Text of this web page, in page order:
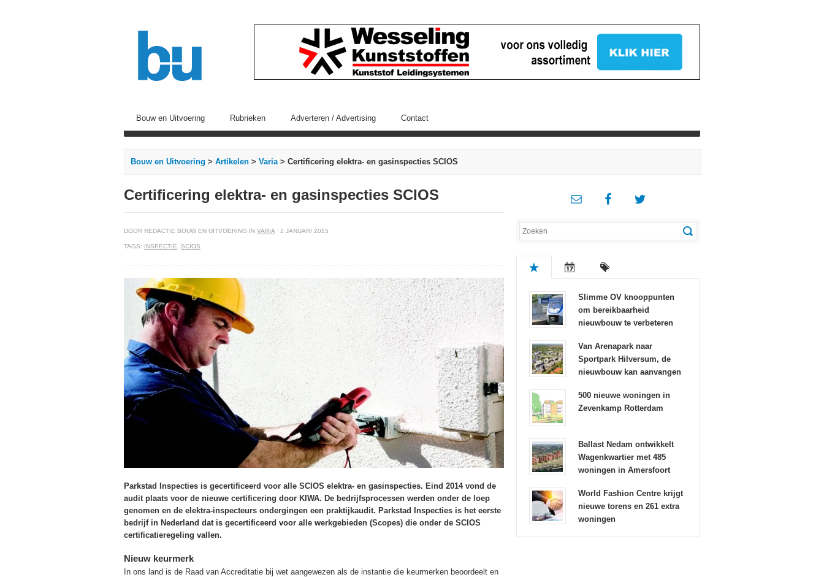
Bouw en Uitvoering Rubrieken Adverteren / Advertising Contact
Bouw en Uitvoering > Artikelen > Varia > Certificering elektra- en gasinspecties SCIOS
Certificering elektra- en gasinspecties SCIOS
DOOR REDACTIE BOUW EN UITVOERING IN VARIA · 2 JANUARI 2015
TAGS: INSPECTIE SCIOS
Parkstad Inspecties is gecertificeerd voor alle SCIOS elektra- en gasinspecties. Eind 2014 vond de
audit plaats voor de nieuwe certificering door KIWA. De bedrijfsprocessen werden onder de loep
genomen en de elektra-inspecteurs ondergingen een praktijkaudit. Parkstad Inspecties is het eerste
bedrijf in Nederland dat is gecertificeerd voor alle werkgebieden (Scopes) die onder de SCIOS
certificatieregeling vallen.
Nieuw keurmerk
In ons land is de Raad van Accreditatie bij wet aangewezen als de instantie die keurmerken beoordeelt en
Slimme OV knooppunten
om bereikbaarheid
nieuwbouw te verbeteren
Van Arenapark naar
Sportpark Hilversum, de
nieuwbouw kan aanvangen
500 nieuwe woningen in
Zevenkamp Rotterdam
Ballast Nedam ontwikkelt
Wagenkwartier met 485
woningen in Amersfoort
World Fashion Centre krijgt
nieuwe torens en 261 extra
woningen